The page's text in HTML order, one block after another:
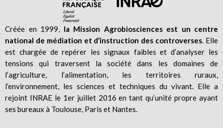
Créée en 1999,
la Mission Agrobiosciences est un centre
national de médiation et d’instruction des controverses . Elle
est chargée de repérer les signaux faibles et d’analyser les
tensions qui traversent la société dans les domaines de
l’agriculture, l’alimentation, les territoires ruraux,
l’environnement, les sciences et techniques du vivant. Elle a
rejoint INRAE le 1er juillet 2016 en tant qu’unité propre ayant
ses bureaux à Toulouse, Paris et Nantes.